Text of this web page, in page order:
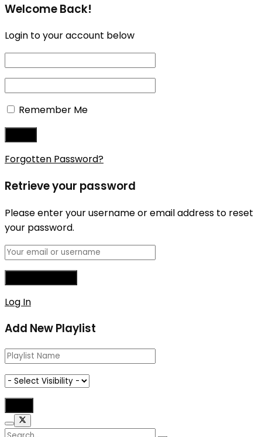
Welcome Back!
Login to your account below
Remember Me
Forgotten Password?
Retrieve your password
Please enter your username or email address to reset
your password.
Log In
Add New Playlist